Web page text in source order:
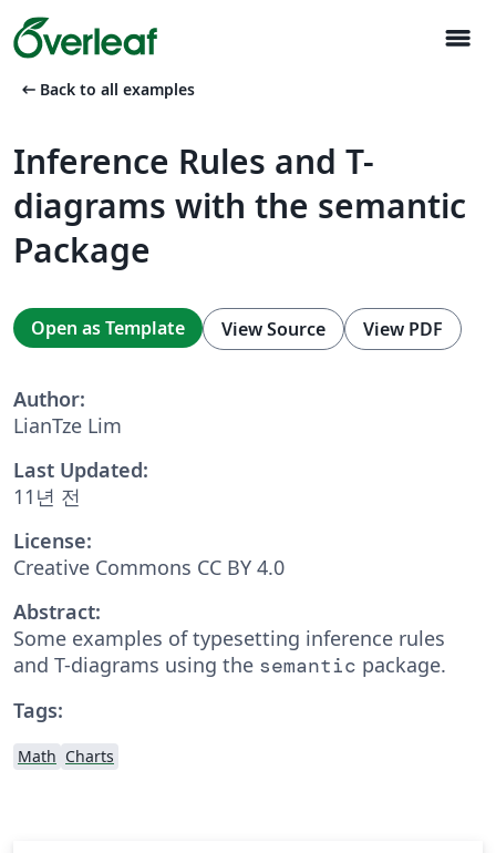
menu
arrow_left_alt Back to all examples
Inference Rules and T-
diagrams with the semantic
Package
Open as Template View Source View PDF
Author:
LianTze Lim
Last Updated:
11년 전
License:
Creative Commons CC BY 4.0
Abstract:
Some examples of typesetting inference rules
and T-diagrams using the semantic package.
Tags:
Math Charts